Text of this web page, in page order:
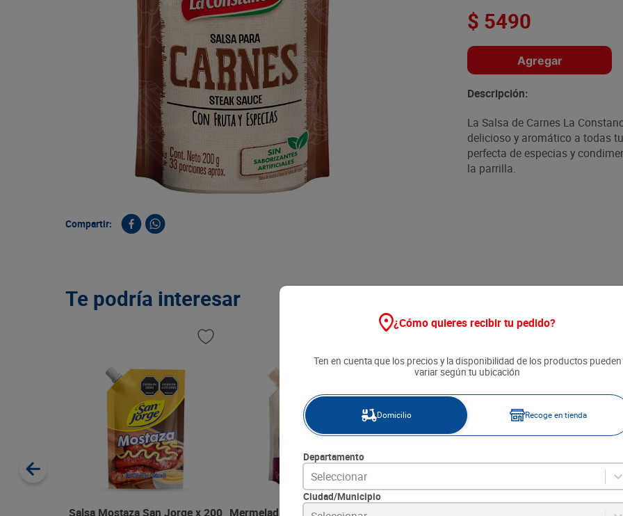
9
queso
10
Compartir:
$ 5490
Agregar
Descripción:
La Salsa de Carnes La
delicioso y aromático a todas
perfecta de especias y
la parrilla.
Te podría interesar
Salsa Mostaza San Jorge x 200 Mermelada La constancia Mora
Salsa
¿Cómo quieres recibir tu pedido?
Ten en cuenta que los precios y la disponibilidad de los productos pueden
variar según tu ubicación
Domicilio Recoge en tienda
Departamento
Seleccionar
Ciudad/Municipio